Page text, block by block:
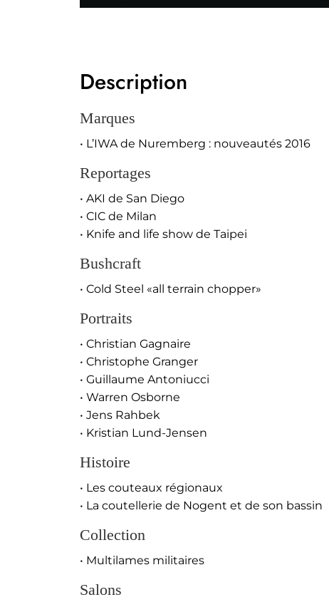
Description
Marques
• L’IWA de Nuremberg : nouveautés 2016
Reportages
• AKI de San Diego
• CIC de Milan
• Knife and life show de Taipei
Bushcraft
• Cold Steel «all terrain chopper»
Portraits
• Christian Gagnaire
• Christophe Granger
• Guillaume Antoniucci
• Warren Osborne
• Jens Rahbek
• Kristian Lund-Jensen
Histoire
• Les couteaux régionaux
• La coutellerie de Nogent et de son bassin
Collection
• Multilames militaires
Salons